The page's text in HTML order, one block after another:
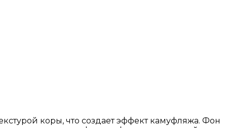
коры, что создает эффект камуфляжа. Фон